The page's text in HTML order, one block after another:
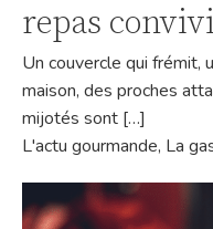
repas
Un couvercle qui frémit,
maison, des proches
mijotés sont […]
L'actu gourmande, La